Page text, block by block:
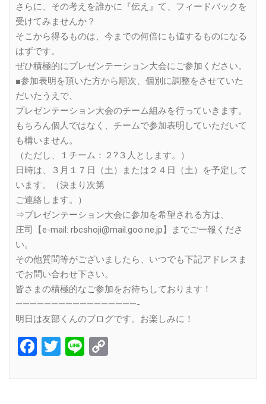
さらに、その考えを誰かに『伝え』て、フィードバックを
受けてみませんか？
そこから得るものは、今までの何倍にも値するものになる
はずです。
ぜひ積極的にプレゼンテーション大会にご参加ください。
■参加表明を頂いた方から順次、個別に調整をさせていた
だいたうえで、
プレゼンテーション大会のチーム組みを行っていきます。
もちろん個人ではなく、チームで参加表明していただいて
も構いません。
（ただし、１チーム：２?３人とします。）
日時は、３月１７日（土）または２４日（土）を予定して
います。（決まり次第
ご連絡します。）
⇒プレゼンテーション大会に参加を希望される方は、
庄司【e-mail: rbcshoji@mail.goo.ne.jp】までご一報くださ
い。
その他質問等がございましたら、いつでも下記アドレスま
でお問い合わせ下さい。
皆さまの積極的なご参加をお待ちしております！
—————————————————-
明日は友部くんのブログです。お楽しみに！
Facebook
Twitter
Line